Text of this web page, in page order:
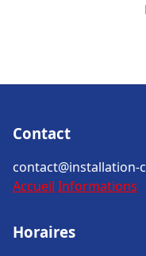
Contact
contact@installation-
Accueil Informations
Horaires